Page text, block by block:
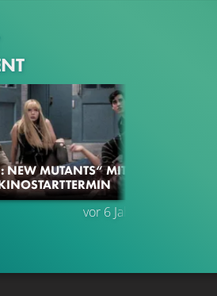
NEW MUTANTS“ MIT
vor 6 Jahren